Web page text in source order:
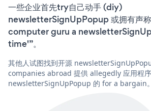
一些企业首先try自己动手 (diy)
newsletterSignUpPopup 或拥有声
computer guru a
time'”。
其他人试图找到开源
companies abroad 提供 allegedly 应用程序
newsletterSignUpPopup 的 for a bargain。